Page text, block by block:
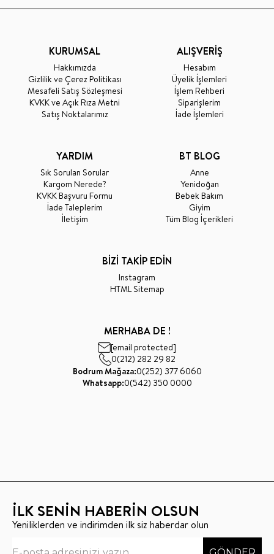
KURUMSAL
Hakkımızda
Gizlilik ve Çerez Politikası
Mesafeli Satış Sözleşmesi
KVKK ve Açık Rıza Metni
Satış Noktalarımız
ALIŞVERİŞ
Hesabım
Üyelik İşlemleri
İşlem Rehberi
Siparişlerim
İade İşlemleri
YARDIM
Sık Sorulan Sorular
Kargom Nerede?
KVKK Başvuru Formu
İade Taleplerim
İletişim
BT BLOG
Anne
Yenidoğan
Bebek Bakım
Giyim
Tüm Blog İçerikleri
BİZİ TAKİP EDİN
Instagram
HTML Sitemap
MERHABA DE !
[email protected]
0(212) 282 29 82
Bodrum Mağaza:0(252) 377 6060
Whatsapp:0(542) 350 0000
İLK SENİN HABERİN OLSUN
Yeniliklerden ve indirimden ilk siz haberdar olun